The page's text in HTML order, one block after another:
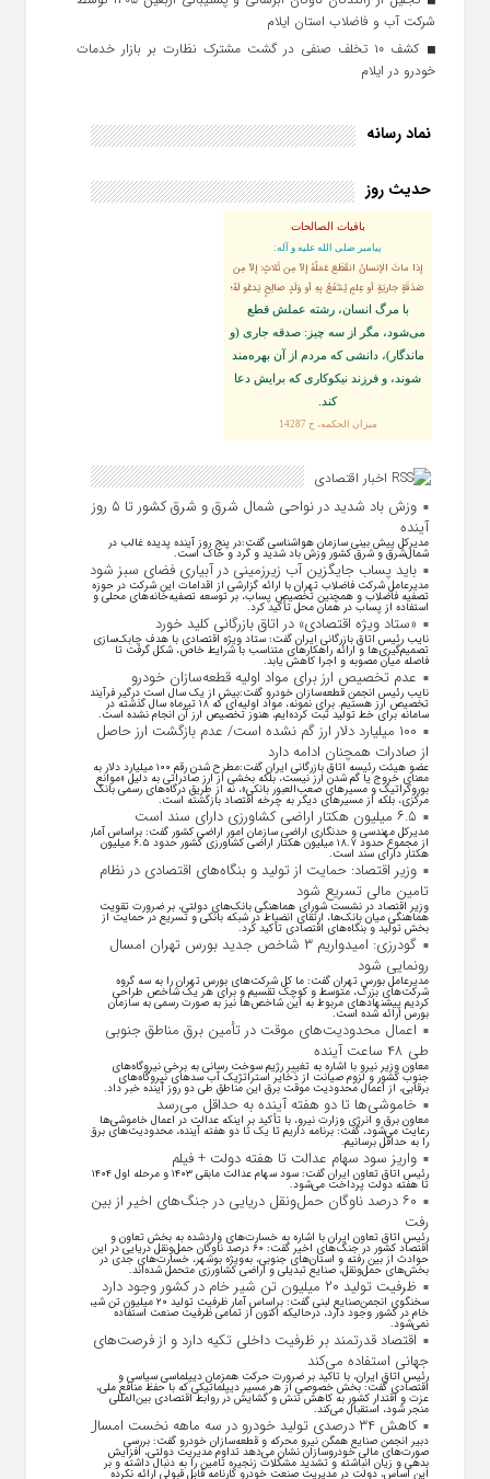
شرکت آب و فاضلاب استان ایلام
کشف ۱۰ تخلف صنفی در گشت مشترک نظارت بر بازار خدمات
خودرو در ایلام
نماد رسانه
حدیث روز
باقیات الصالحات
پيامبر صلى‏ الله‏ عليه ‏و‏ آله:
إذا ماتَ الإنسانُ انقَطَعَ عَمَلُهُ إلاّ مِن ثَلاثٍ: إلاّ مِن
صَدَقَةٍ جاريَةٍ أو عِلمٍ يُنتَفَعُ بِهِ أو وَلَدٍ صالِحٍ يَدعُو لَهُ؛
با مرگ انسان، رشته عملش قطع
مى‌شود، مگر از سه چيز: صدقه جارى (و
ماندگار)، دانشى كه مردم از آن بهره‏‌مند
شوند، و فرزند نيكوكارى كه برايش دعا
كند.
ميزان الحكمه، ح 14287
اخبار اقتصادی
وزش باد شدید در نواحی شمال شرق و شرق کشور تا ۵ روز
آینده
مدیرکل پیش بینی سازمان هواشناسی گفت:در پنج روز آینده پدیده غالب در
شمال‌شرق و شرق کشور وزش باد شدید و گرد و خاک است.
باید پساب جایگزین آب‌ زیرزمینی در آبیاری فضای سبز شود
مدیرعامل شرکت فاضلاب تهران با ارائه گزارشی از اقدامات این شرکت در حوزه
تصفیه فاضلاب و همچنین تخصیص پساب، بر توسعه تصفیه‌خانه‌های محلی و
استفاده از پساب در همان محل تأکید کرد.
«ستاد ویژه اقتصادی» در اتاق بازرگانی کلید خورد
نایب رئیس اتاق بازرگانی ایران گفت: ستاد ویژه اقتصادی با هدف چابک‌سازی
تصمیم‌گیری‌ها و ارائه راهکار‌های متناسب با شرایط خاص، شکل گرفت تا
فاصله میان مصوبه و اجرا کاهش یابد.
عدم تخصیص ارز برای مواد اولیه قطعه‌سازان خودرو
نایب رئیس انجمن قطعه‌سازان خودرو گفت:بیش از یک سال است درگیر فرآیند
تخصیص ارز هستیم. برای نمونه، مواد اولیه‌ای که ۱۸ تیرماه سال گذشته در
سامانه برای خط تولید ثبت کرده‌ایم، هنوز تخصیص ارز آن انجام نشده است.
۱۰۰ میلیارد دلار ارز گم نشده است/ عدم بازگشت ارز حاصل
از صادرات همچنان ادامه دارد
عضو هیئت رئیسه اتاق بازرگانی ایران گفت:مطرح شدن رقم ۱۰۰ میلیارد دلار به
معنای خروج یا گم شدن ارز نیست، بلکه بخشی از ارز صادراتی به دلیل «موانع
بوروکراتیک و مسیر‌های صعب‌العبور بانکی»، نه از طریق درگاه‌های رسمی بانک
مرکزی، بلکه از مسیر‌های دیگر به چرخه اقتصاد بازگشته است.
۶.۵ میلیون هکتار اراضی کشاورزی دارای سند است
مدیرکل مهندسی و حدنگاری اراضی سازمان امور اراضی کشور گفت: براساس آمار
از مجموع حدود ۱۸.۷ میلیون هکتار اراضی کشاورزی کشور حدود ۶.۵ میلیون
هکتار دارای سند است.
وزیر اقتصاد: حمایت از تولید و بنگاه‌های اقتصادی در نظام
تامین مالی تسریع شود
وزیر اقتصاد در نشست شورای هماهنگی بانک‌های دولتی، بر ضرورت تقویت
هماهنگی میان بانک‌ها، ارتقای انضباط در شبکه بانکی و تسریع در حمایت از
بخش تولید و بنگاه‌های اقتصادی تأکید کرد.
گودرزی: امیدواریم ۳ شاخص جدید بورس تهران امسال
رونمایی شود
مدیرعامل بورس تهران گفت: ما کل شرکت‌های بورس تهران را به سه گروه
شرکت‌های بزرگ، متوسط و کوچک تقسیم و برای هر یک شاخص طراحی
کردیم پیشنهاد‌های مربوط به این شاخص‌ها نیز به صورت رسمی به سازمان
بورس ارائه شده است.
اعمال محدودیت‌های موقت در تأمین برق مناطق جنوبی
طی ۴۸ ساعت آینده
معاون وزیر نیرو با اشاره به تغییر رژیم سوخت رسانی به برخی نیروگاه‌های
جنوب کشور و لزوم صیانت از ذخایر استراتژیک آب سد‌های نیروگاه‌های
برقابی، از اعمال محدودیت‌ موقت برق این مناطق طی دو روز آینده خبر داد.
خاموشی‌ها تا دو هفته آینده به حداقل می‌رسد
معاون برق و انرژی وزارت نیرو، با تأکید بر اینکه عدالت در اعمال خاموشی‌ها
رعایت می‌شود، گفت: برنامه داریم تا یک تا دو هفته آینده، محدودیت‌های برق
را به حداقل برسانیم.
واریز سود سهام عدالت تا هفته دولت + فیلم
رئیس اتاق تعاون ایران گفت: سود سهام عدالت مابقی ۱۴۰۳ و مرحله اول ۱۴۰۴
تا هفته دولت پرداخت می‌شود.
۶۰ درصد ناوگان حمل‌ونقل دریایی در جنگ‌های اخیر از بین
رفت
رئیس اتاق تعاون ایران با اشاره به خسارت‌های واردشده به بخش تعاون و
اقتصاد کشور در جنگ‌های اخیر گفت: ۶۰ درصد ناوگان حمل‌ونقل دریایی در این
حوادث از بین رفته و استان‌های جنوبی، به‌ویژه بوشهر، خسارت‌های جدی در
بخش‌های حمل‌ونقل، صنایع تبدیلی و اراضی کشاورزی متحمل شده‌اند.
ظرفیت تولید ۲۰ میلیون تن شیر خام در کشور وجود دارد
سخنگوی انجمن‌صنایع لبنی گفت: براساس آمار ظرفیت تولید ۲۰ میلیون تن شیر
خام در کشور وجود دارد، درحالیکه اکنون از تمامی ظرفیت صنعت استفاده
نمی‌شود.
اقتصاد قدرتمند بر ظرفیت داخلی تکیه دارد و از فرصت‌های
جهانی استفاده می‌کند
رئیس اتاق ایران، با تاکید بر ضرورت حرکت همزمان دیپلماسی سیاسی و
اقتصادی گفت: بخش خصوصی از هر مسیر دیپلماتیکی که با حفظ منافع ملی،
عزت و اقتدار کشور به کاهش تنش و گشایش در روابط اقتصادی بین‌المللی
منجر شود، استقبال می‌کند.
کاهش ۳۴ درصدی تولید خودرو در سه ماهه نخست امسال
دبیر انجمن صنایع همگن نیرو محرکه و قطعه‌سازان خودرو گفت: بررسی
صورت‌های مالی خودروسازان نشان می‌دهد تداوم مدیریت دولتی، افزایش
بدهی و زیان انباشته و تشدید مشکلات زنجیره تامین را به دنبال داشته و بر
این اساس، دولت در مدیریت صنعت خودرو کارنامه قابل قبولی ارائه نکرده